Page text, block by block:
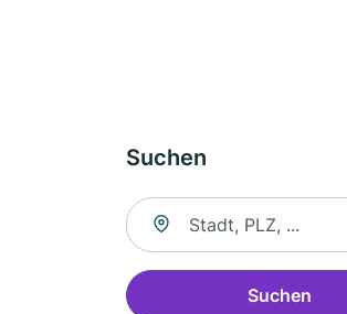
Suchen
Suche nach Ort
Suchen